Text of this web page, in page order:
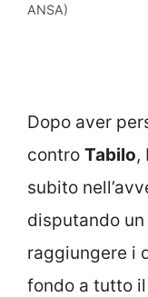
ANSA)
Dopo aver
contro Tabilo,
subito
disputando
raggiungere i
fondo a tutto